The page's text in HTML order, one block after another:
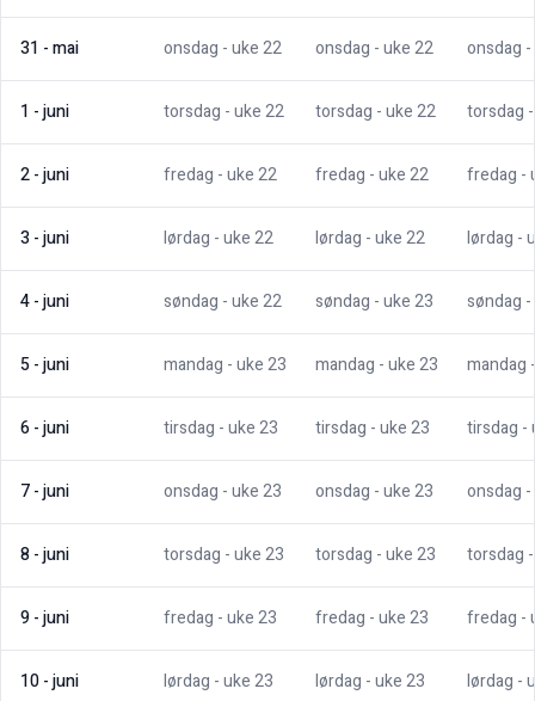
31 -mai onsdag - uke22 onsdag - uke22 onsdag
1 -juni torsdag - uke22 torsdag - uke22 torsdag
2-juni fredag - uke22 fredag - uke22 fredag -
3 -juni lørdag - uke22 lørdag - uke22 lørdag -
4-juni søndag - uke22 søndag - uke23 søndag
5-juni mandag - uke23 mandag - uke23 mandag
6-juni tirsdag - uke23 tirsdag - uke23 tirsdag -
7-juni onsdag - uke23 onsdag - uke23 onsdag
8-juni torsdag - uke23 torsdag - uke23 torsdag
9-juni fredag - uke23 fredag - uke23 fredag -
10-juni lørdag - uke23 lørdag - uke23 lørdag -